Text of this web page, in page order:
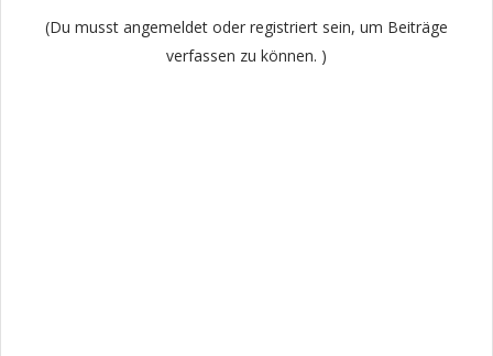
(Du musst angemeldet oder registriert sein, um Beiträge
verfassen zu können. )